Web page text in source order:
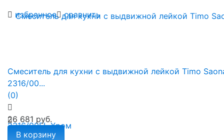
избранное сравнить
Смеситель для кухни с выдвижной лейкой Timo
2316/00...
(0)
26 681 руб.
В корзину